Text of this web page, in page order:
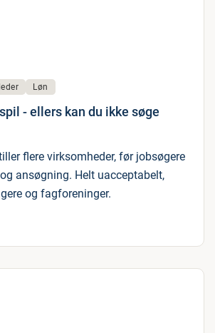
Løn
- ellers kan du ikke søge
flere virksomheder, før jobsøgere
ansøgning. Helt uacceptabelt,
og fagforeninger.